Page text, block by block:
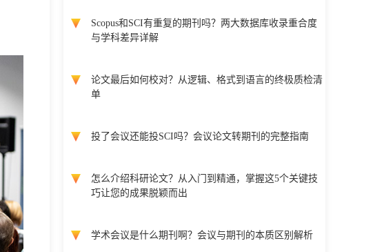
Scopus和SCI有重复的期刊吗？两大数据库收录重合度
与学科差异详解
论文最后如何校对？从逻辑、格式到语言的终极质检清
单
投了会议还能投SCI吗？会议论文转期刊的完整指南
怎么介绍科研论文？从入门到精通，掌握这5个关键技
巧让您的成果脱颖而出
学术会议是什么期刊啊？会议与期刊的本质区别解析